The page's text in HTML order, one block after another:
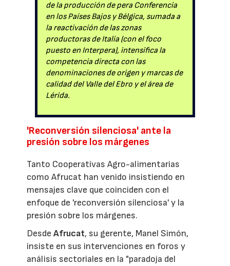
de la producción de pera Conferencia
en los Países Bajos y Bélgica, sumada a
la reactivación de las zonas
productoras de Italia (con el foco
puesto en Interpera), intensifica la
competencia directa con las
denominaciones de origen y marcas de
calidad del Valle del Ebro y el área de
Lérida.
'Reconversión silenciosa' ante la
presión sobre los márgenes
Tanto Cooperativas Agro-alimentarias
como Afrucat han venido insistiendo en
mensajes clave que coinciden con el
enfoque de 'reconversión silenciosa' y la
presión sobre los márgenes.
DesdeAfrucat, su gerente, Manel Simón,
insiste en sus intervenciones en foros y
análisis sectoriales en la "paradoja del